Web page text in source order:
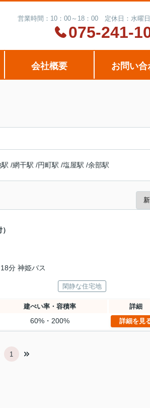
営業時間：10：00～18：00 定休日：水曜
075-241-
会社概要 お問い合
/網干駅 /円町駅 /塩屋駅 /余部駅
分 神姫バス
閑静な住宅地
建ぺい率・容積率 詳細
60%・200% 詳細を見
1